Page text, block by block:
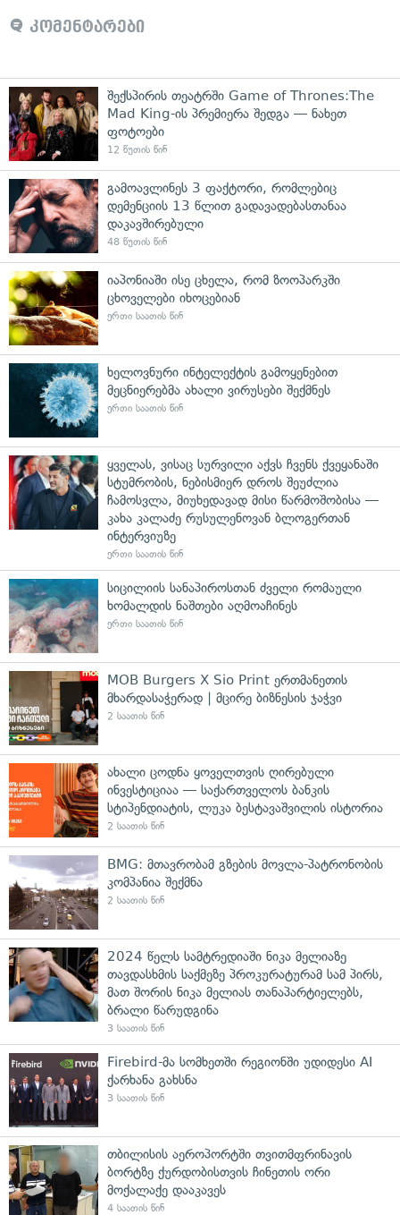
კომენტარები
შექსპირის თეატრში Game of Thrones:The
Mad King-ის პრემიერა შედგა — ნახეთ
ფოტოები
12 წუთის წინ
გამოავლინეს 3 ფაქტორი, რომლებიც
დემენციის 13 წლით გადავადებასთანაა
დაკავშირებული
48 წუთის წინ
იაპონიაში ისე ცხელა, რომ ზოოპარკში
ცხოველები იხოცებიან
ერთი საათის წინ
ხელოვნური ინტელექტის გამოყენებით
მეცნიერებმა ახალი ვირუსები შექმნეს
ერთი საათის წინ
ყველას, ვისაც სურვილი აქვს ჩვენს ქვეყანაში
სტუმრობის, ნებისმიერ დროს შეუძლია
ჩამოსვლა, მიუხედავად მისი წარმოშობისა —
კახა კალაძე რუსულენოვან ბლოგერთან
ინტერვიუზე
ერთი საათის წინ
სიცილიის სანაპიროსთან ძველი რომაული
ხომალდის ნაშთები აღმოაჩინეს
ერთი საათის წინ
MOB Burgers X Sio Print ერთმანეთის
მხარდასაჭერად | მცირე ბიზნესის ჯაჭვი
2 საათის წინ
ახალი ცოდნა ყოველთვის ღირებული
ინვესტიციაა — საქართველოს ბანკის
სტიპენდიატის, ლუკა ბესტავაშვილის ისტორია
2 საათის წინ
BMG: მთავრობამ გზების მოვლა-პატრონობის
კომპანია შექმნა
2 საათის წინ
2024 წელს სამტრედიაში ნიკა მელიაზე
თავდასხმის საქმეზე პროკურატურამ სამ პირს,
მათ შორის ნიკა მელიას თანაპარტიელებს,
ბრალი წარუდგინა
3 საათის წინ
Firebird-მა სომხეთში რეგიონში უდიდესი AI
ქარხანა გახსნა
3 საათის წინ
თბილისის აეროპორტში თვითმფრინავის
ბორტზე ქურდობისთვის ჩინეთის ორი
მოქალაქე დააკავეს
4 საათის წინ